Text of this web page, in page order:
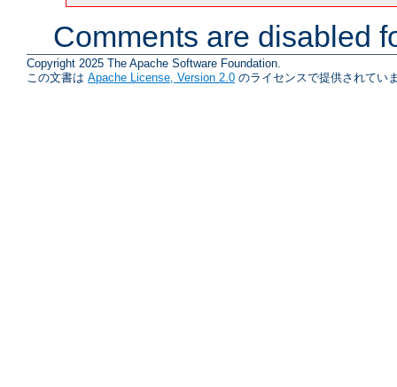
Comments are disabled
Copyright 2025 The Apache Software Foundation.
この文書は Apache License, Version 2.0 のライセンスで提供されてい